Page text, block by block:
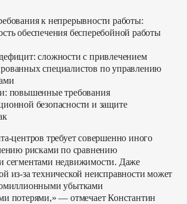
к непрерывности работы:
обеспечения бесперебойной работы
сложности с привлечением
специалистов по управлению
повышенные требования
безопасности и защите
центров требует совершенно иного
рисками по сравнению
сегментами недвижимости. Даже
из-за технической неисправности может
убытками
потерями,» — отмечает Константин
отелей
комплексов
участка
для девелопера
концепция